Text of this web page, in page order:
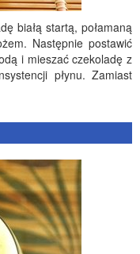
białą startą, połamaną
Następnie postawić
i mieszać czekoladę z
płynu. Zamiast